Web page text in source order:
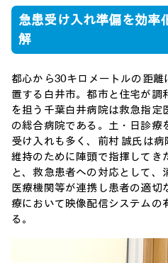
急患受け入れ準偏を効率
解
都心から30キロメートルの距
置する白井市。都市と住宅が調
を担う千葉白井病院は救急指定
の総合病院である。土・日診療
受け入れも多く、前村 誠氏は
維持のために陣頭で指揮してき
と、救急患者への対応として、
医療機関等が連携し患者の適切
療において映像配信システムの
る。